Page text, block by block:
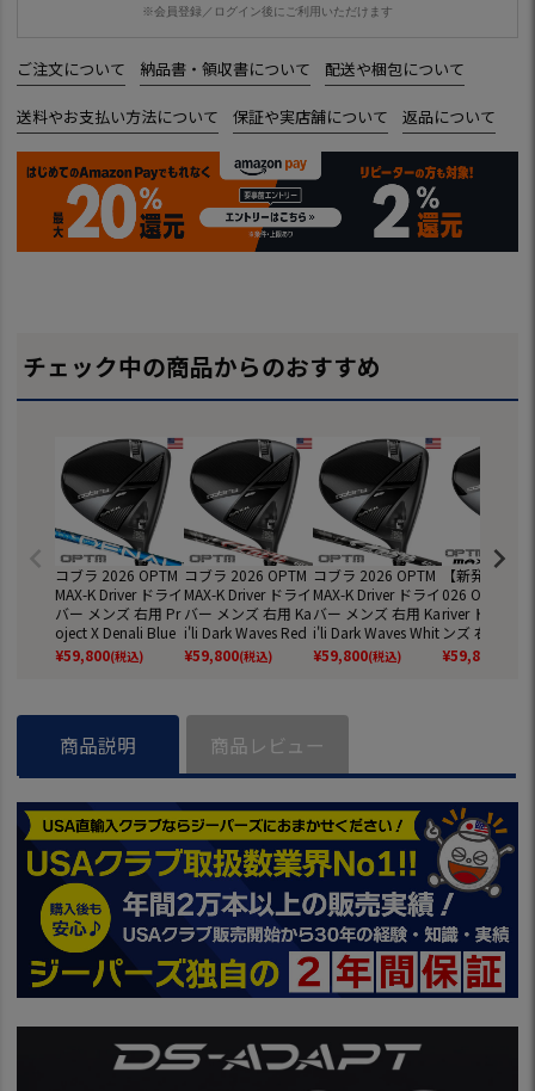
※会員登録／ログイン後にご利用いただけます
ご注文について 納品書・領収書について 配送や梱包について
送料やお支払い方法について 保証や実店舗について 返品について
チェック中の商品からのおすすめ
コブラ 2026 OPTM
MAX-K Driver ドライ
バー メンズ 右用 Pr
oject X Denali Blue
60 Frost CB 60 カー
ボン USA直輸入品
¥59,800(税込)
コブラ 2026 OPTM
MAX-K Driver ドライ
バー メンズ 右用 Ka
i'li Dark Waves Red
50 カーボン USA直
輸入品 オプティム
¥59,800(税込)
コブラ 2026 OPTM
MAX-K Driver ドライ
バー メンズ 右用 Ka
i'li Dark Waves Whit
e 60 カーボン USA
直輸入品 オプティ
¥59,800(税込)
【新発売】コ
026 OPTM
river ドライバ
ンズ 右用
k Waves Red
ーボン USA
¥59,800
商品説明 商品レビュー